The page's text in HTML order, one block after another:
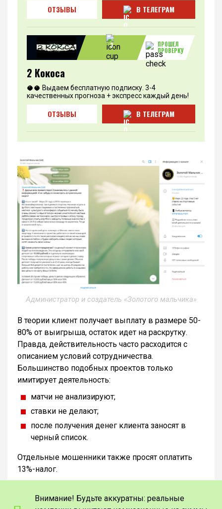
ОТЗЫВЫ В ТЕЛЕГРАМ
3
ПРОШЕЛ
ПРОВЕРКУ
2 Кокоса
🥥🥥 Выдаем бесплатную подписку. 3-4
качественных прогноза + экспресс каждый день!
ОТЗЫВЫ В ТЕЛЕГРАМ
Администратор и создатель «Золотого мальчика»
В теории клиент получает выплату в размере 50-
80% от выигрыша, остаток идет на раскрутку.
Правда, действительность часто расходится с
описанием условий сотрудничества.
Большинство подобных проектов только
имитирует деятельность:
матчи не анализируют;
ставки не делают;
после получения денег клиента заносят в
черный список.
Отдельные мошенники также просят оплатить
13%-налог.
Внимание! Будьте аккуратны: реальные